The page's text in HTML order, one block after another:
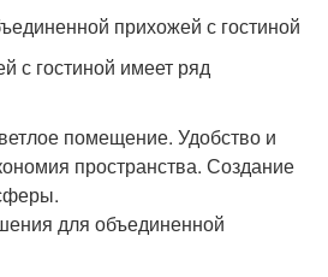
прихожей с гостиной
с гостиной имеет ряд
помещение. Удобство и
пространства. Создание
для объединенной